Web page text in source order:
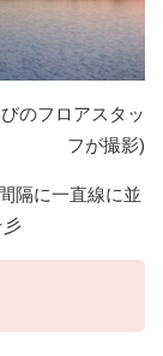
のフロアスタッ
フが撮影)
隔に一直線に並